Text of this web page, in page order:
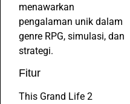
menawarkan
pengalaman unik dalam
genre RPG, simulasi, dan
strategi.
Fitur
This Grand Life 2